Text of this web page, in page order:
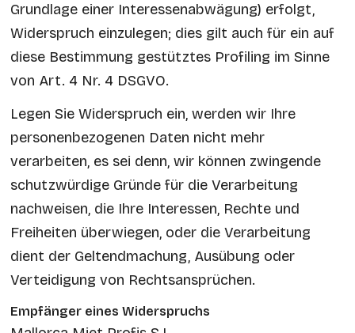
Grundlage einer Interessenabwägung) erfolgt,
Widerspruch einzulegen; dies gilt auch für ein auf
diese Bestimmung gestütztes Profiling im Sinne
von Art. 4 Nr. 4 DSGVO.
Legen Sie Widerspruch ein, werden wir Ihre
personenbezogenen Daten nicht mehr
verarbeiten, es sei denn, wir können zwingende
schutzwürdige Gründe für die Verarbeitung
nachweisen, die Ihre Interessen, Rechte und
Freiheiten überwiegen, oder die Verarbeitung
dient der Geltendmachung, Ausübung oder
Verteidigung von Rechtsansprüchen.
Empfänger eines Widerspruchs